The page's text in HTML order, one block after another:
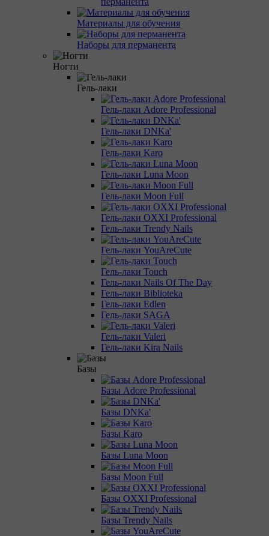
Материалы для обучения
Наборы для перманента
Ногти
Гель-лаки
Гель-лаки Adore Professional
Гель-лаки DNKa'
Гель-лаки Karo
Гель-лаки Luna Moon
Гель-лаки Moon Full
Гель-лаки OXXI Professional
Гель-лаки Trendy Nails
Гель-лаки YouAreCute
Гель-лаки Touch
Гель-лаки Nails Of The Day
Гель-лаки Biblioteka
Гель-лаки Edlen
Гель-лаки SAGA
Гель-лаки Valeri
Гель-лаки Kira Nails
Базы
Базы Adore Professional
Базы DNKa'
Базы Karo
Базы Luna Moon
Базы Moon Full
Базы OXXI Professional
Базы Trendy Nails